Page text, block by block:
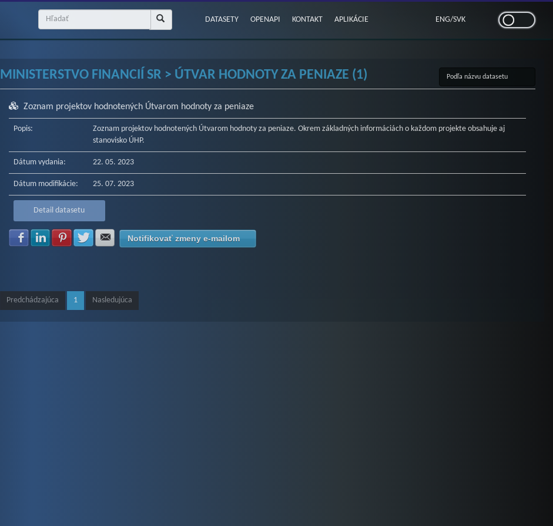
DATASETY OPENAPI KONTAKT APLIKÁCIE ENG/SVK
MINISTERSTVO FINANCIÍ SR > ÚTVAR HODNOTY ZA PENIAZE (1)
Zoznam projektov hodnotených Útvarom hodnoty za peniaze
Popis:
Zoznam projektov hodnotených Útvarom hodnoty za peniaze. Okrem základných informáciách o každom projekte obsahuje aj
stanovisko ÚHP.
Dátum vydania: 22. 05. 2023
Dátum modifikácie: 25. 07. 2023
Detail datasetu
Zdielať na Facebook
Zdielať na LinkedIn
Zdielať na Pinterest
Zdielať na Twitter
Zdielať na E-mail
Notifikovať zmeny e-mailom
Predchádzajúca 1 Nasledujúca